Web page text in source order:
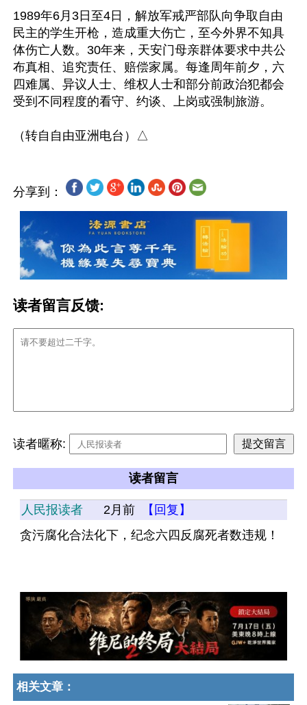
1989年6月3日至4日，解放军戒严部队向争取自由
民主的学生开枪，造成重大伤亡，至今外界不知具
体伤亡人数。30年来，天安门母亲群体要求中共公
布真相、追究责任、赔偿家属。每逢周年前夕，六
四难属、异议人士、维权人士和部分前政治犯都会
受到不同程度的看守、约谈、上岗或强制旅游。
分享到：
读者留言反馈:
读者暱称:
读者留言
人民报读者 2月前
【回复】
贪污腐化合法化下，纪念六四反腐死者数违规！
相关文章：